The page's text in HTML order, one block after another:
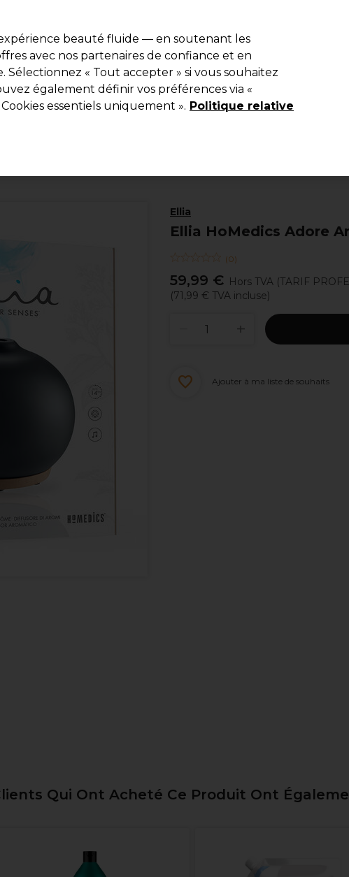
Rechercher
Equipement de salon Beauté Hommes Les
Ellia
Ellia HoMedics Adore
(0)
59,99 € Hors TVA (TARIF
(71,99 € TVA incluse)
Ajouter à ma liste de souhaits
Qui Ont Acheté Ce Produit Ont
beauté fluide — en soutenant les
avec nos partenaires de confiance et en
« Tout accepter » si vous souhaitez
également définir vos préférences via «
essentiels uniquement ». Politique relative